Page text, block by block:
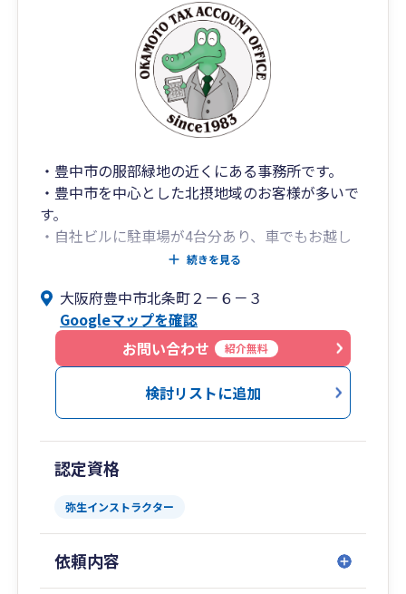
・豊中市の服部緑地の近くにある事務所です。
・豊中市を中心とした北摂地域のお客様が多いで
す。
・自社ビルに駐車場が4台分あり、車でもお越し
問題、助成金の手続きについてもワンストップで
対応できます。
（社会保険等は提携の社労士法人によるサービス
です）
・DXやクラウド会計を積極的に導入しています。
続きを見る
大阪府豊中市北条町２－６－３
Googleマップを確認
お問い合わせ
紹介無料
検討リストに追加
認定資格
弥生インストラクター
依頼内容